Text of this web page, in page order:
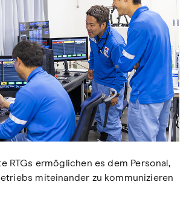
RTGs ermöglichen es dem Personal,
miteinander zu kommunizieren